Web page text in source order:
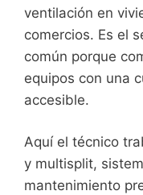
ventilación en
comercios. Es el
común porque
equipos con una
accesible.
Aquí el técnico
y multisplit,
mantenimiento